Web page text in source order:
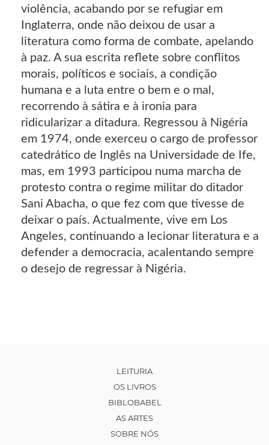
violência, acabando por se refugiar em
Inglaterra, onde não deixou de usar a
literatura como forma de combate, ape­lando
à paz. A sua escrita reflete sobre conflitos
morais, políticos e sociais, a condição
humana e a luta entre o bem e o mal,
recorrendo à sátira e à ironia para
ridicularizar a ditadura. Regressou à Nigéria
em 1974, onde exerceu o cargo de professor
catedrático de Inglês na Universidade de Ife,
mas, em 1993 participou numa marcha de
protesto contra o regime militar do ditador
Sani Abacha, o que fez com que tivesse de
deixar o país. Actualmente, vive em Los
Angeles, continuando a lecionar literatura e a
defender a democracia, acalentando sempre
o desejo de regressar à Nigéria.
LEITURIA
OS LIVROS
BIBLOBABEL
AS ARTES
SOBRE NÓS